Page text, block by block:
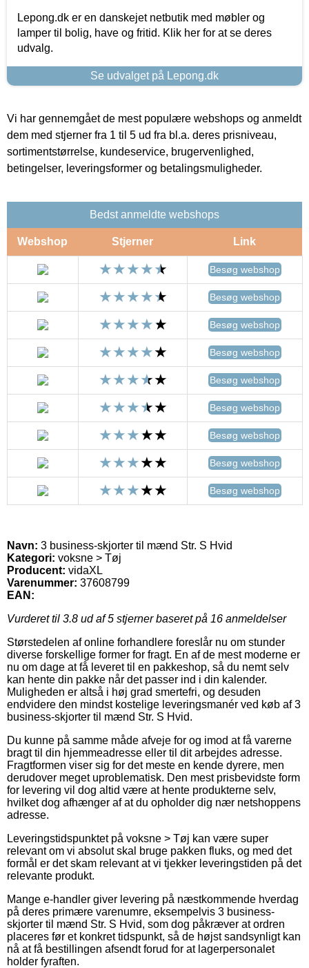
Lepong.dk er en danskejet netbutik med møbler og
lamper til bolig, have og fritid. Klik her for at se deres
udvalg.
Se udvalget på Lepong.dk
Vi har gennemgået de mest populære webshops og anmeldt
dem med stjerner fra 1 til 5 ud fra bl.a. deres prisniveau,
sortimentstørrelse, kundeservice, brugervenlighed,
betingelser, leveringsformer og betalingsmuligheder.
Bedst anmeldte webshops
Webshop Stjerner Link
Besøg webshop
Besøg webshop
Besøg webshop
Besøg webshop
Besøg webshop
Besøg webshop
Besøg webshop
Besøg webshop
Besøg webshop
Navn: 3 business-skjorter til mænd Str. S Hvid
Kategori: voksne > Tøj
Producent: vidaXL
Varenummer: 37608799
EAN:
Vurderet til 3.8 ud af 5 stjerner baseret på 16 anmeldelser
Størstedelen af online forhandlere foreslår nu om stunder
diverse forskellige former for fragt. En af de mest moderne er
nu om dage at få leveret til en pakkeshop, så du nemt selv
kan hente din pakke når det passer ind i din kalender.
Muligheden er altså i høj grad smertefri, og desuden
endvidere den mindst kostelige leveringsmanér ved køb af 3
business-skjorter til mænd Str. S Hvid.
Du kunne på samme måde afveje for og imod at få varerne
bragt til din hjemmeadresse eller til dit arbejdes adresse.
Fragtformen viser sig for det meste en kende dyrere, men
derudover meget uproblematisk. Den mest prisbevidste form
for levering vil dog altid være at hente produkterne selv,
hvilket dog afhænger af at du opholder dig nær netshoppens
adresse.
Leveringstidspunktet på voksne > Tøj kan være super
relevant om vi absolut skal bruge pakken fluks, og med det
formål er det skam relevant at vi tjekker leveringstiden på det
relevante produkt.
Mange e-handler giver levering på næstkommende hverdag
på deres primære varenumre, eksempelvis 3 business-
skjorter til mænd Str. S Hvid, som dog påkræver at ordren
placeres før et konkret tidspunkt, så de højst sandsynligt kan
nå at få bestillingen afsendt forud for at lagerpersonalet
holder fyraften.